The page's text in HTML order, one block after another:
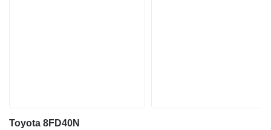
Toyota 8FD40N